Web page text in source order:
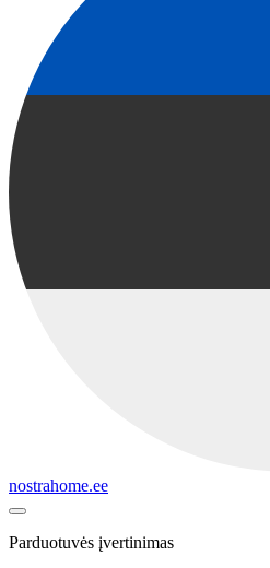
nostrahome.ee
Parduotuvės įvertinimas